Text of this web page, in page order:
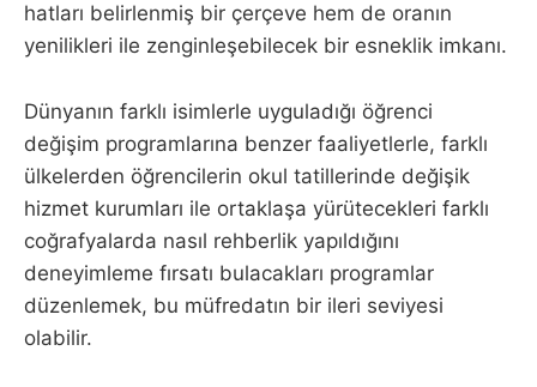
hatları belirlenmiş bir çerçeve hem de oranın
yenilikleri ile zenginleşebilecek bir esneklik imkanı.
Dünyanın farklı isimlerle uyguladığı öğrenci
değişim programlarına benzer faaliyetlerle, farklı
ülkelerden öğrencilerin okul tatillerinde değişik
hizmet kurumları ile ortaklaşa yürütecekleri farklı
coğrafyalarda nasıl rehberlik yapıldığını
deneyimleme fırsatı bulacakları programlar
düzenlemek, bu müfredatın bir ileri seviyesi
olabilir.